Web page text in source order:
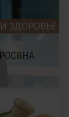
ЗДОРОВЬЕ